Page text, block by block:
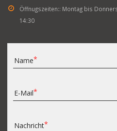
Öffnugszeiten:: Montag bis
14:30
Name
E-Mail
Nachricht